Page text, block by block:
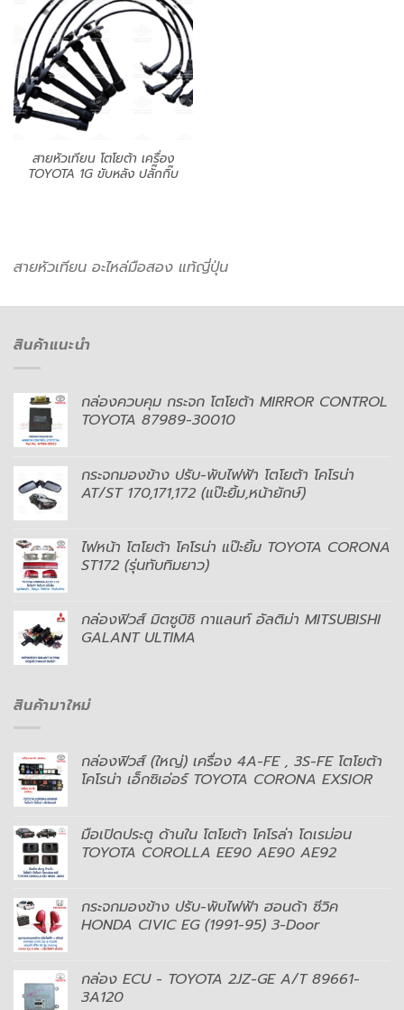
สายหัวเทียน โตโยต้า เครื่อง
TOYOTA 1G ขับหลัง ปลั๊กกิ๊บ
สายหัวเทียน อะไหล่มือสอง แท้ญี่ปุ่น
สินค้าแนะนำ
กล่องควบคุม กระจก โตโยต้า MIRROR CONTROL
TOYOTA 87989-30010
กระจกมองข้าง ปรับ-พับไฟฟ้า โตโยต้า โคโรน่า
AT/ST 170,171,172 (แป๊ะยิ้ม,หน้ายักษ์)
ไฟหน้า โตโยต้า โคโรน่า แป๊ะยิ้ม TOYOTA CORONA
ST172 (รุ่นทับทิมยาว)
กล่องฟิวส์ มิตซูบิชิ กาแลนท์ อัลติม่า MITSUBISHI
GALANT ULTIMA
สินค้ามาใหม่
กล่องฟิวส์ (ใหญ่) เครื่อง 4A-FE , 3S-FE โตโยต้า
โคโรน่า เอ็กซิเอ่อร์ TOYOTA CORONA EXSIOR
มือเปิดประตู ด้านใน โตโยต้า โคโรล่า โดเรม่อน
TOYOTA COROLLA EE90 AE90 AE92
กระจกมองข้าง ปรับ-พับไฟฟ้า ฮอนด้า ซีวิค
HONDA CIVIC EG (1991-95) 3-Door
กล่อง ECU - TOYOTA 2JZ-GE A/T 89661-
3A120